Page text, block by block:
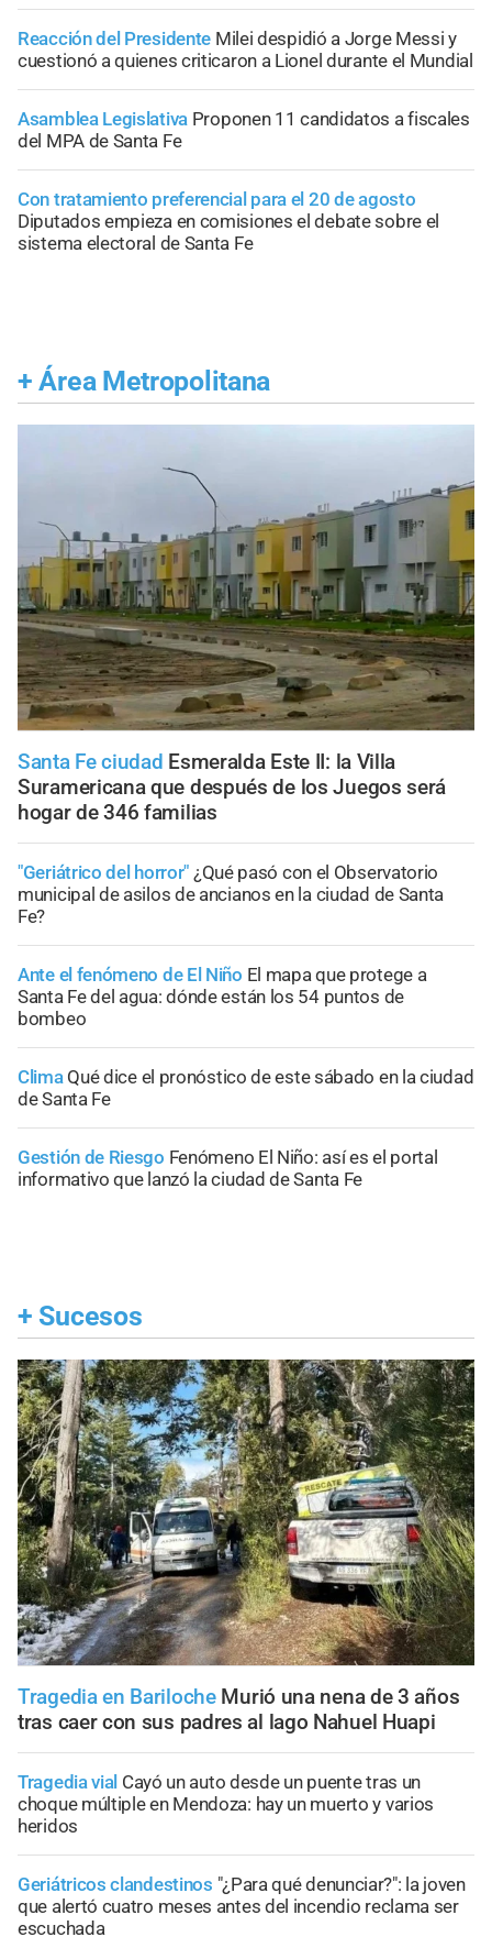
Reacción del Presidente Milei despidió a Jorge Messi y
cuestionó a quienes criticaron a Lionel durante el Mundial
Asamblea Legislativa Proponen 11 candidatos a fiscales
del MPA de Santa Fe
Con tratamiento preferencial para el 20 de agosto
Diputados empieza en comisiones el debate sobre el
sistema electoral de Santa Fe
+ Área Metropolitana
Santa Fe ciudad Esmeralda Este II: la Villa
Suramericana que después de los Juegos será
hogar de 346 familias
"Geriátrico del horror" ¿Qué pasó con el Observatorio
municipal de asilos de ancianos en la ciudad de Santa
Fe?
Ante el fenómeno de El Niño El mapa que protege a
Santa Fe del agua: dónde están los 54 puntos de
bombeo
Clima Qué dice el pronóstico de este sábado en la ciudad
de Santa Fe
Gestión de Riesgo Fenómeno El Niño: así es el portal
informativo que lanzó la ciudad de Santa Fe
+ Sucesos
Tragedia en Bariloche Murió una nena de 3 años
tras caer con sus padres al lago Nahuel Huapi
Tragedia vial Cayó un auto desde un puente tras un
choque múltiple en Mendoza: hay un muerto y varios
heridos
Geriátricos clandestinos "¿Para qué denunciar?": la joven
que alertó cuatro meses antes del incendio reclama ser
escuchada